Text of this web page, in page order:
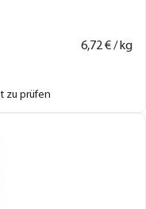
6,72€ / kg
zu prüfen